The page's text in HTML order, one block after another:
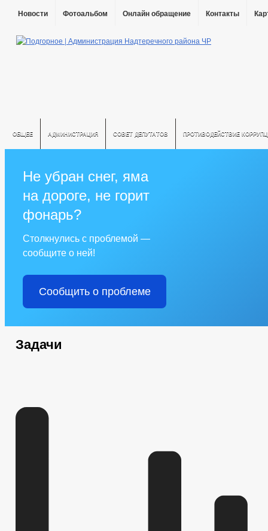
Новости Фотоальбом Онлайн обращение Контакты
ОБЩЕЕ АДМИНИСТРАЦИЯ СОВЕТ ДЕПУТАТОВ ПРОТИВОДЕЙСТВИЕ
Не убран снег, яма
на дороге, не горит
фонарь?
Столкнулись с проблемой —
сообщите о ней!
Сообщить о проблеме
Задачи